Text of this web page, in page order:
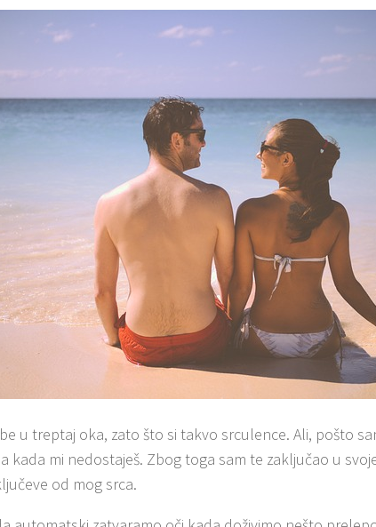
u treptaj oka, zato što si takvo srculence. Ali, pošto
kada mi nedostaješ. Zbog toga sam te zaključao u
od mog srca.